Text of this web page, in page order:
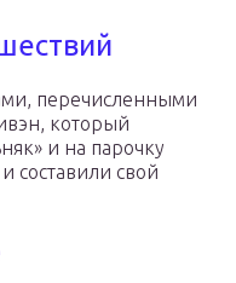
перечисленными
который
и на парочку
составили свой